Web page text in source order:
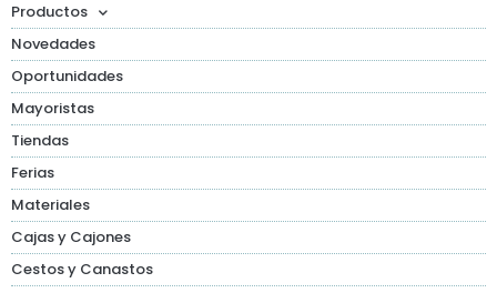
Productos
Novedades
Oportunidades
Mayoristas
Tiendas
Ferias
Materiales
Cajas y Cajones
Cestos y Canastos